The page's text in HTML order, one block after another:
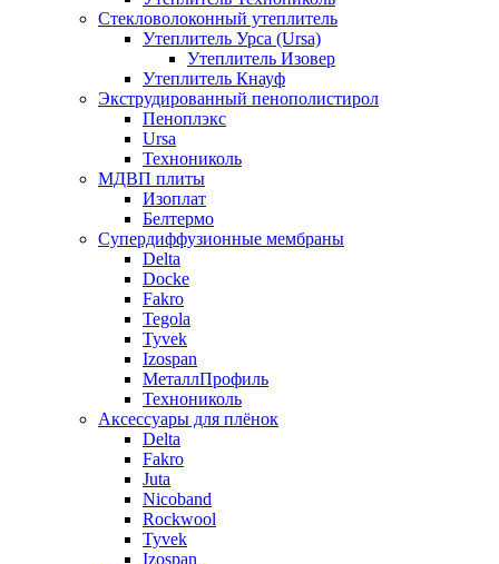
Стекловолоконный утеплитель
Утеплитель Урса (Ursa)
Утеплитель Изовер
Утеплитель Кнауф
Экструдированный пенополистирол
Пеноплэкс
Ursa
Технониколь
МДВП плиты
Изоплат
Белтермо
Супердиффузионные мембраны
Delta
Docke
Fakro
Tegola
Tyvek
Izospan
МеталлПрофиль
Технониколь
Аксессуары для плёнок
Delta
Fakro
Juta
Nicoband
Rockwool
Tyvek
Izospan